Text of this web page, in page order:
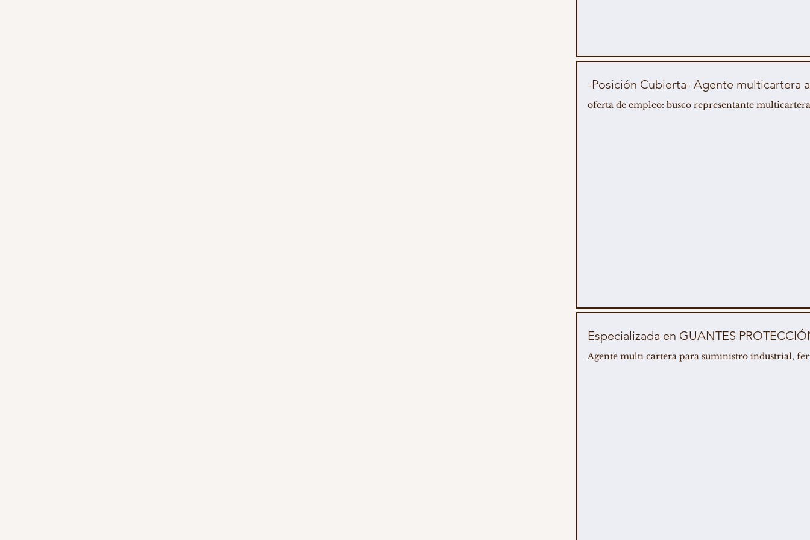
-Posición Cubierta- Agente multicartera
oferta de empleo: busco representante
Especializada en GUANTES
Agente multi cartera para suministro industrial,